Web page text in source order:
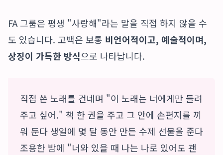
FA 그룹은 평생 "사랑해"라는 말을 직접 하지 않을 수
도 있습니다. 고백은 보통 비언어적이고, 예술적이며,
상징이 가득한 방식으로 나타납니다.
직접 쓴 노래를 건네며 "이 노래는 너에게만 들려
주고 싶어." 책 한 권을 주고 그 안에 손편지를 끼
워 둔다 생일에 몇 달 동안 만든 수제 선물을 준다
조용한 밤에 "너와 있을 때 나는 나로 있어도 괜